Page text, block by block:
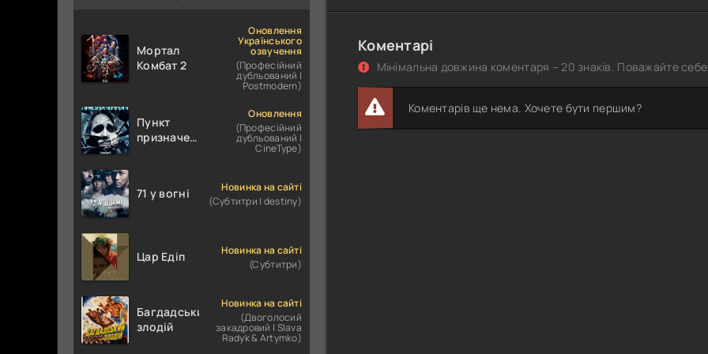
Коментарі
Мінімальна довжина коментаря – 20 знаків. Поважайте себе
Коментарів ще нема. Хочете бути першим?
Мортал
Комбат 2
Оновлення
Українського
озвучення
(Професійний
дубльований |
Postmodern)
Пункт
призначення
Оновлення
(Професійний
дубльований |
CineType)
71 у вогні
Новинка на сайті
(Субтитри | destiny)
Цар Едіп
Новинка на сайті
(Субтитри)
Багдадський
злодій
Новинка на сайті
(Двоголосий
закадровий | Slava
Radyk & Artymko)